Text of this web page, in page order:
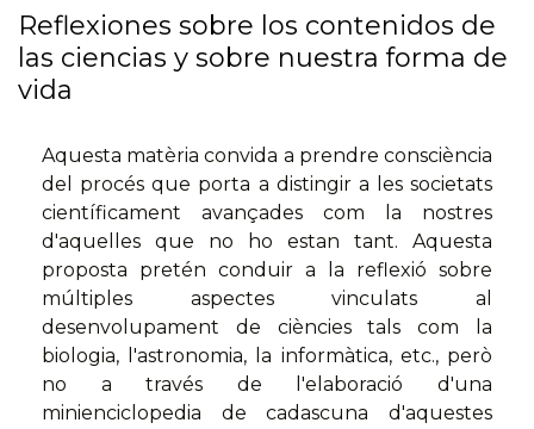
Reflexiones sobre los contenidos de
las ciencias y sobre nuestra forma de
vida
Aquesta matèria convida a prendre consciència
del procés que porta a distingir a les societats
científicament avançades com la nostres
d'aquelles que no ho estan tant. Aquesta
proposta pretén conduir a la reflexió sobre
múltiples aspectes vinculats al
desenvolupament de ciències tals com la
biologia, l'astronomia, la informàtica, etc., però
no a través de l'elaboració d'una
minienciclopedia de cadascuna d'aquestes